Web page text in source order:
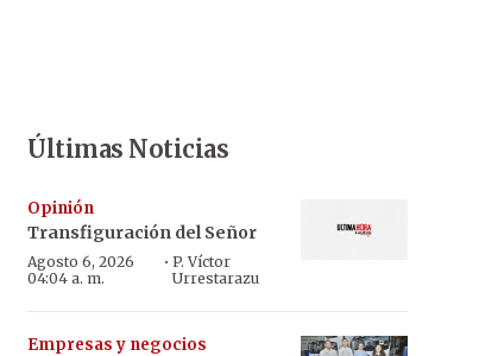
Últimas Noticias
Opinión
Transfiguración del Señor
Agosto 6, 2026
04:04 a. m.
· P. Víctor
Urrestarazu
Empresas y negocios